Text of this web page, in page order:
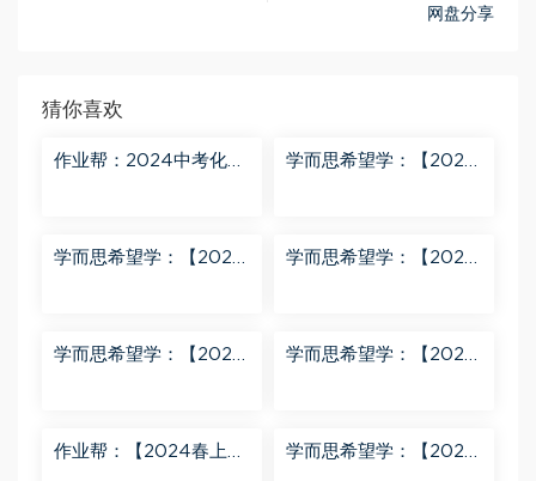
网盘分享
猜你喜欢
作业帮：2024中考化学
学而思希望学：【2024
学而思希望学：【2024
学而思希望学：【2024
学而思希望学：【2024
学而思希望学：【2023
作业帮：【2024春上】
学而思希望学：【2024